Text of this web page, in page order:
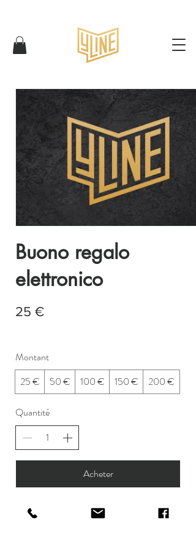
Buono regalo
elettronico
25 €
Montant
25 €
50 € 100 € 150 € 200 €
Quantité
Acheter